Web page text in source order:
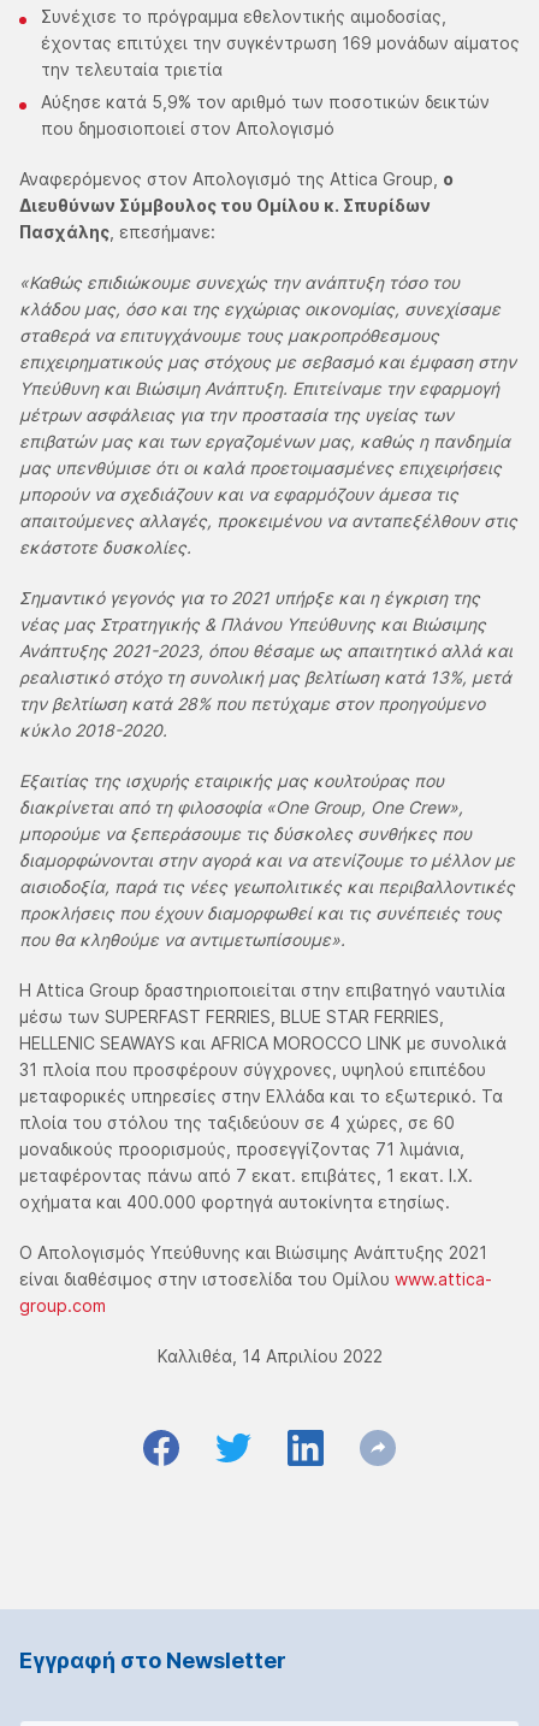
Συνέχισε το πρόγραμμα εθελοντικής αιμοδοσίας,
έχοντας επιτύχει την συγκέντρωση 169 μονάδων αίματος
την τελευταία τριετία
Αύξησε κατά 5,9% τον αριθμό των ποσοτικών δεικτών
που δημοσιοποιεί στον Απολογισμό
Αναφερόμενος στον Απολογισμό της Attica Group, ο
Διευθύνων Σύμβουλος του Ομίλου κ. Σπυρίδων
Πασχάλης , επεσήμανε:
«Καθώς επιδιώκουμε συνεχώς την ανάπτυξη τόσο του
κλάδου μας, όσο και της εγχώριας οικονομίας, συνεχίσαμε
σταθερά να επιτυγχάνουμε τους μακροπρόθεσμους
επιχειρηματικούς μας στόχους με σεβασμό και έμφαση στην
Υπεύθυνη και Βιώσιμη Ανάπτυξη. Επιτείναμε την εφαρμογή
μέτρων ασφάλειας για την προστασία της υγείας των
επιβατών μας και των εργαζομένων μας, καθώς η πανδημία
μας υπενθύμισε ότι οι καλά προετοιμασμένες επιχειρήσεις
μπορούν να σχεδιάζουν και να εφαρμόζουν άμεσα τις
απαιτούμενες αλλαγές, προκειμένου να ανταπεξέλθουν στις
εκάστοτε δυσκολίες.
Σημαντικό γεγονός για το 2021 υπήρξε και η έγκριση της
νέας μας Στρατηγικής & Πλάνου Υπεύθυνης και Βιώσιμης
Ανάπτυξης 2021-2023, όπου θέσαμε ως απαιτητικό αλλά και
ρεαλιστικό στόχο τη συνολική μας βελτίωση κατά 13%, μετά
την βελτίωση κατά 28% που πετύχαμε στον προηγούμενο
κύκλο 2018-2020.
Εξαιτίας της ισχυρής εταιρικής μας κουλτούρας που
διακρίνεται από τη φιλοσοφία «One Group, One Crew»,
μπορούμε να ξεπεράσουμε τις δύσκολες συνθήκες που
διαμορφώνονται στην αγορά και να ατενίζουμε το μέλλον με
αισιοδοξία, παρά τις νέες γεωπολιτικές και περιβαλλοντικές
προκλήσεις που έχουν διαμορφωθεί και τις συνέπειές τους
που θα κληθούμε να αντιμετωπίσουμε».
H Attica Group δραστηριοποιείται στην επιβατηγό ναυτιλία
μέσω των SUPERFAST FERRIES, BLUE STAR FERRIES,
HELLENIC SEAWAYS και AFRICA MOROCCO LINK με συνολικά
31 πλοία που προσφέρουν σύγχρονες, υψηλού επιπέδου
μεταφορικές υπηρεσίες στην Ελλάδα και το εξωτερικό. Τα
πλοία του στόλου της ταξιδεύουν σε 4 χώρες, σε 60
μοναδικούς προορισμούς, προσεγγίζοντας 71 λιμάνια,
μεταφέροντας πάνω από 7 εκατ. επιβάτες, 1 εκατ. Ι.Χ.
οχήματα και 400.000 φορτηγά αυτοκίνητα ετησίως.
Ο Απολογισμός Υπεύθυνης και Βιώσιμης Ανάπτυξης 2021
είναι διαθέσιμος στην ιστοσελίδα του Ομίλου www.attica-
group.com
Καλλιθέα, 14 Απριλίου 2022
Εγγραφή στο Νewsletter